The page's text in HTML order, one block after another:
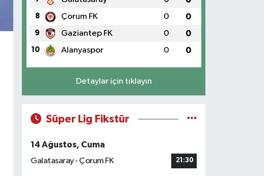
8 Çorum FK 0 0
9 Gaziantep FK 0 0
10 Alanyaspor 0 0
Detaylar için tıklayın
Süper Lig Fikstür
14 Ağustos, Cuma
Galatasaray - Çorum FK
21:30